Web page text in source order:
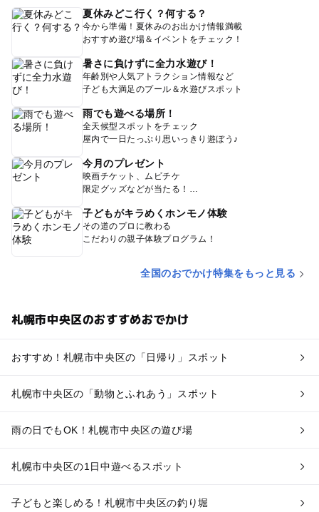
夏休みどこ行く？何する？
今から準備！夏休みのお出かけ情報満載
おすすめ遊び場＆イベントをチェック！
暑さに負けずに全力水遊び！
年齢別や人気アトラクション情報など
子ども大満足のプール＆水遊びスポット
雨でも遊べる場所！
全天候型スポットをチェック
屋内で一日たっぷり思いっきり遊ぼう♪
今月のプレゼント
映画チケット、ムビチケ
限定グッズなどが当たる！
子どもがキラめくホンモノ体験
その道のプロに教わる
こだわりの親子体験プログラム！
全国のおでかけ特集をもっと見る
札幌市中央区のおすすめおでかけ
おすすめ！札幌市中央区の「日帰り」スポット
札幌市中央区の「動物とふれあう」スポット
雨の日でもOK！札幌市中央区の遊び場
札幌市中央区の1日中遊べるスポット
子どもと楽しめる！札幌市中央区の釣り堀